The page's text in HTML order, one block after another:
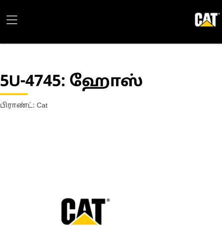
5U-4745: ஹோஸ்
பிராண்ட்: Cat